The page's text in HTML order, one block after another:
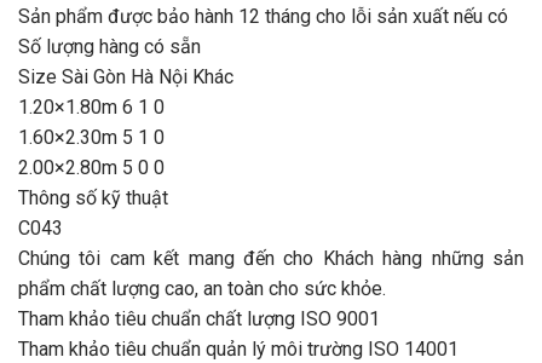
Sản phẩm được bảo hành 12 tháng cho lỗi sản xuất nếu có
Số lượng hàng có sẵn
Size Sài Gòn Hà Nội Khác
1.20×1.80m 6 1 0
1.60×2.30m 5 1 0
2.00×2.80m 5 0 0
Thông số kỹ thuật
C043
Chúng tôi cam kết mang đến cho Khách hàng những sản
phẩm chất lượng cao, an toàn cho sức khỏe.
Tham khảo tiêu chuẩn chất lượng ISO 9001
Tham khảo tiêu chuẩn quản lý môi trường ISO 14001